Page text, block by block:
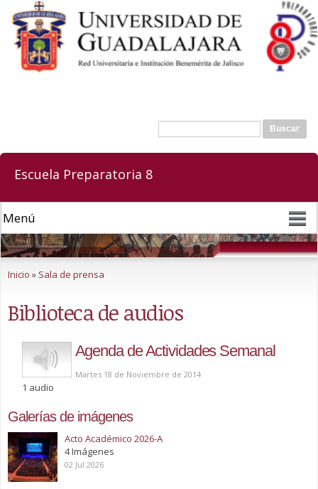
contenido
principal
Formulario de búsqueda
Buscar
Escuela Preparatoria 8
Inicio » Sala de prensa
Biblioteca de audios
Play
Agenda de Actividades Semanal
Martes 18 de Noviembre de 2014
1 audio
Galerías de imágenes
Acto Académico 2026-A
4 Imágenes
02 Jul 2026